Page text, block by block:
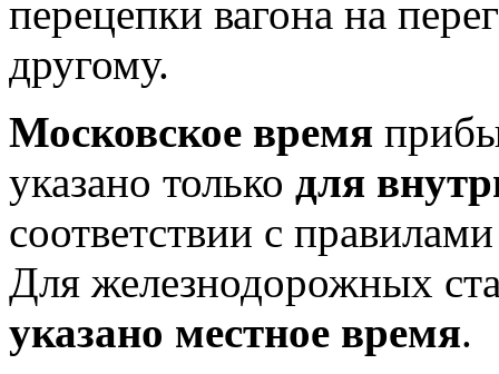
перецепки вагона на
другому.
Московское время
указано только для
соответствии с
Для железнодорожных
указано местное время.